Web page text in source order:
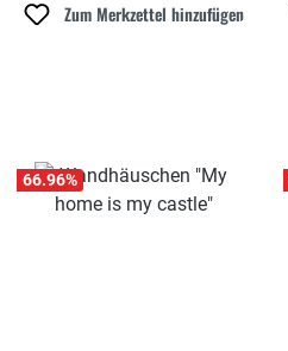
Zum Merkzettel hinzufügen
66.96%